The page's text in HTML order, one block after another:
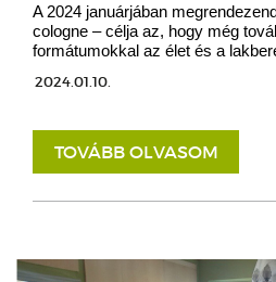
A 2024 januárjában
cologne – célja az, hogy még
formátumokkal az élet és a
2024.01.10.
TOVÁBB OLVASOM